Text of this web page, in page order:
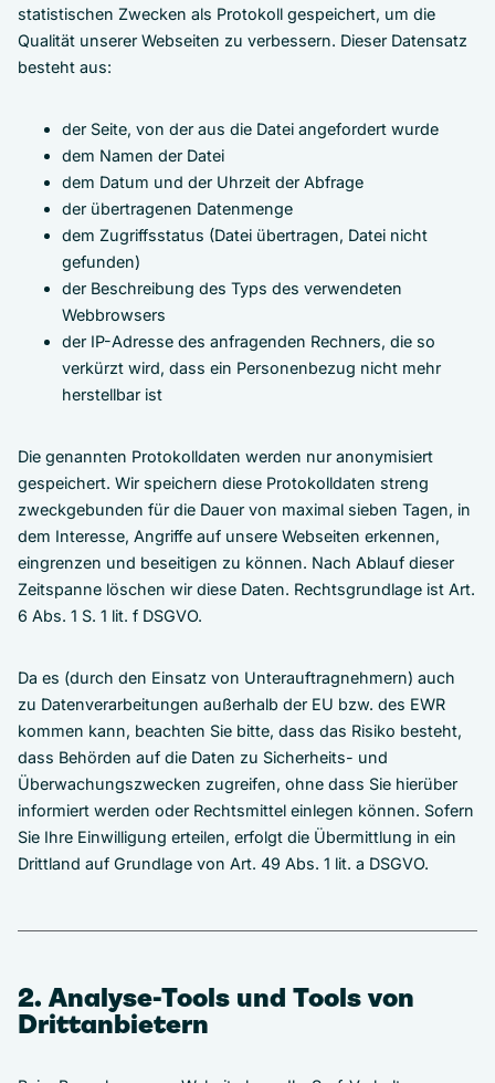
statistischen Zwecken als Protokoll gespeichert, um die
Qualität unserer Webseiten zu verbessern. Dieser Datensatz
besteht aus:
der Seite, von der aus die Datei angefordert wurde
dem Namen der Datei
dem Datum und der Uhrzeit der Abfrage
der übertragenen Datenmenge
dem Zugriffsstatus (Datei übertragen, Datei nicht
gefunden)
der Beschreibung des Typs des verwendeten
Webbrowsers
der IP-Adresse des anfragenden Rechners, die so
verkürzt wird, dass ein Personenbezug nicht mehr
herstellbar ist
Die genannten Protokolldaten werden nur anonymisiert
gespeichert. Wir speichern diese Protokolldaten streng
zweckgebunden für die Dauer von maximal sieben Tagen, in
dem Interesse, Angriffe auf unsere Webseiten erkennen,
eingrenzen und beseitigen zu können. Nach Ablauf dieser
Zeitspanne löschen wir diese Daten. Rechtsgrundlage ist Art.
6 Abs. 1 S. 1 lit. f DSGVO.
Da es (durch den Einsatz von Unterauftragnehmern) auch
zu Datenverarbeitungen außerhalb der EU bzw. des EWR
kommen kann, beachten Sie bitte, dass das Risiko besteht,
dass Behörden auf die Daten zu Sicherheits- und
Überwachungszwecken zugreifen, ohne dass Sie hierüber
informiert werden oder Rechtsmittel einlegen können. Sofern
Sie Ihre Einwilligung erteilen, erfolgt die Übermittlung in ein
Drittland auf Grundlage von Art. 49 Abs. 1 lit. a DSGVO.
2. Analyse-Tools und Tools von
Drittanbietern